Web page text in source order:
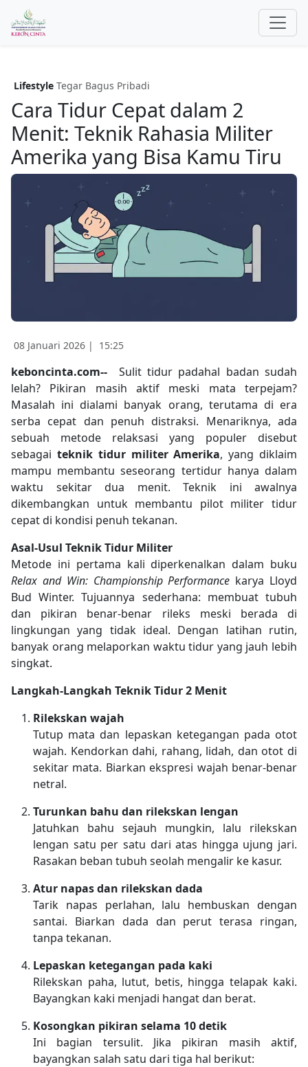
Lifestyle Tegar Bagus Pribadi
Cara Tidur Cepat dalam 2
Menit: Teknik Rahasia Militer
Amerika yang Bisa Kamu Tiru
08 Januari 2026 | 15:25
keboncinta.com-- Sulit tidur padahal badan sudah
lelah? Pikiran masih aktif meski mata terpejam?
Masalah ini dialami banyak orang, terutama di era
serba cepat dan penuh distraksi. Menariknya, ada
sebuah metode relaksasi yang populer disebut
sebagai teknik tidur militer Amerika, yang diklaim
mampu membantu seseorang tertidur hanya dalam
waktu sekitar dua menit. Teknik ini awalnya
dikembangkan untuk membantu pilot militer tidur
cepat di kondisi penuh tekanan.
Asal-Usul Teknik Tidur Militer
Metode ini pertama kali diperkenalkan dalam buku
Relax and Win: Championship Performance karya Lloyd
Bud Winter. Tujuannya sederhana: membuat tubuh
dan pikiran benar-benar rileks meski berada di
lingkungan yang tidak ideal. Dengan latihan rutin,
banyak orang melaporkan waktu tidur yang jauh lebih
singkat.
Langkah-Langkah Teknik Tidur 2 Menit
Rilekskan wajah
Tutup mata dan lepaskan ketegangan pada otot
wajah. Kendorkan dahi, rahang, lidah, dan otot di
sekitar mata. Biarkan ekspresi wajah benar-benar
netral.
Turunkan bahu dan rilekskan lengan
Jatuhkan bahu sejauh mungkin, lalu rilekskan
lengan satu per satu dari atas hingga ujung jari.
Rasakan beban tubuh seolah mengalir ke kasur.
Atur napas dan rilekskan dada
Tarik napas perlahan, lalu hembuskan dengan
santai. Biarkan dada dan perut terasa ringan,
tanpa tekanan.
Lepaskan ketegangan pada kaki
Rilekskan paha, lutut, betis, hingga telapak kaki.
Bayangkan kaki menjadi hangat dan berat.
Kosongkan pikiran selama 10 detik
Ini bagian tersulit. Jika pikiran masih aktif,
bayangkan salah satu dari tiga hal berikut: